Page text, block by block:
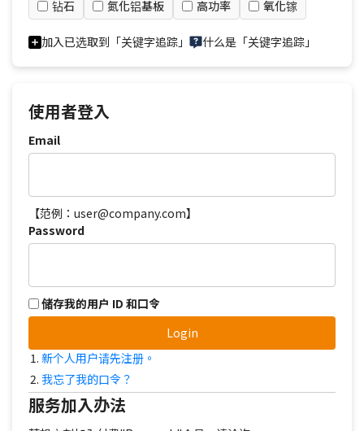
钻石
氮化铝基板 高功率 氧化镓
加入已选取到「关键字追踪」 什么是「关键字追踪」
使用者登入
Email
【范例：user@company.com】
Password
储存我的用户 ID 和口令
Login
新个人用户请先注册。
我忘了我的口令？
服务加入办法